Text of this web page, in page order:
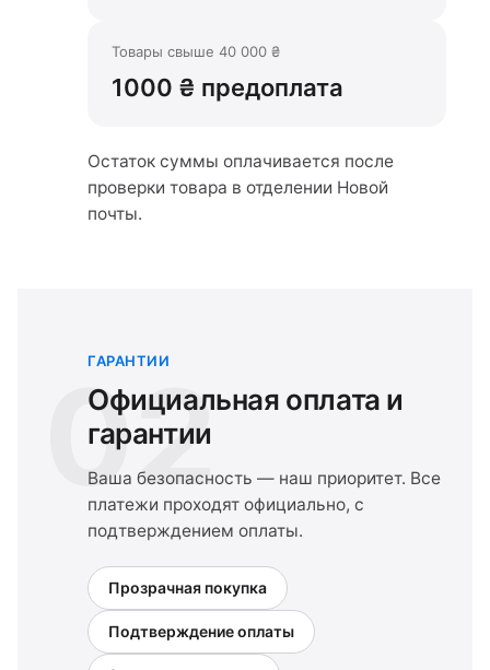
Товары свыше 40 000 ₴
1000 ₴ предоплата
Остаток суммы оплачивается после
проверки товара в отделении Новой
почты.
02
ГАРАНТИИ
Официальная оплата и
гарантии
Ваша безопасность — наш приоритет. Все
платежи проходят официально, с
подтверждением оплаты.
Прозрачная покупка
Подтверждение оплаты